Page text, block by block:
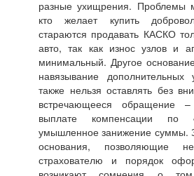
разные ухищрения. Проблемы
кто желает купить
стараются продавать КАСКО
авто, так как износ узлов и
минимальный. Другое
навязывание дополнительных
также нельзя оставлять без
встречающееся обращение
выплате компенсации по
умышленное занижение суммы.
основания, позволяющие
страхователю и порядок